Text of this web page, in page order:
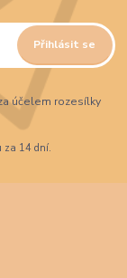
Přihlásit se
účelem rozesílky
za 14 dní.